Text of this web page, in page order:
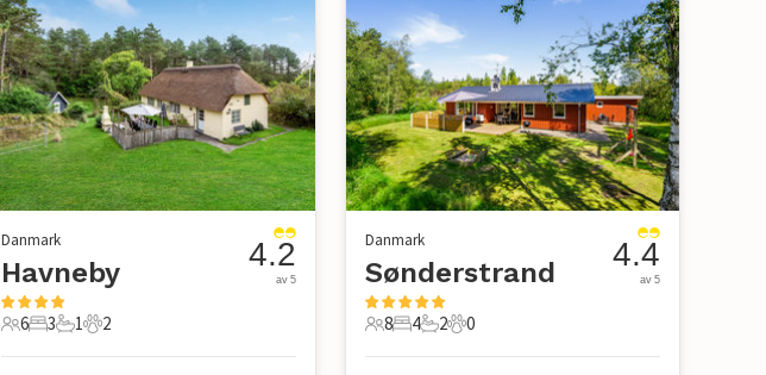
Danmark
Havneby
6 Gäster
6
3 Sovrum
3
1 Badrum
1
2 Husdjur
2
4.2
av 5
Danmark
Sønderstrand
8 Gäster
8
4 Sovrum
4
2 Badrum
2
0 Husdjur
0
4.4
av 5